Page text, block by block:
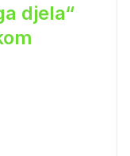
djela“